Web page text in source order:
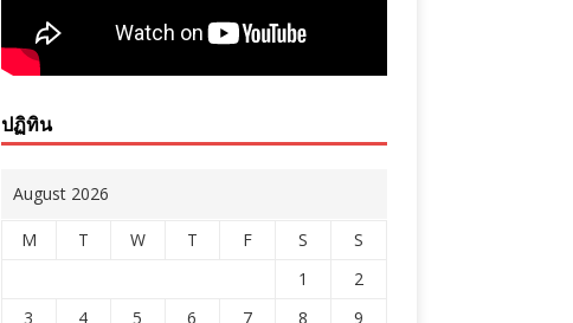
ปฏิทิน
August 2026
M T W T F S
S
1
2
3
4 5 6 7 8 9